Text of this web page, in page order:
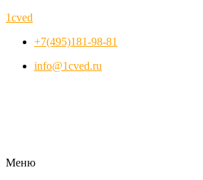
1cved
+7(495)181-98-81
info@1cved.ru
Меню